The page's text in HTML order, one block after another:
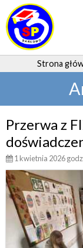
Strona
Przerwa z
1 kwietnia 2026